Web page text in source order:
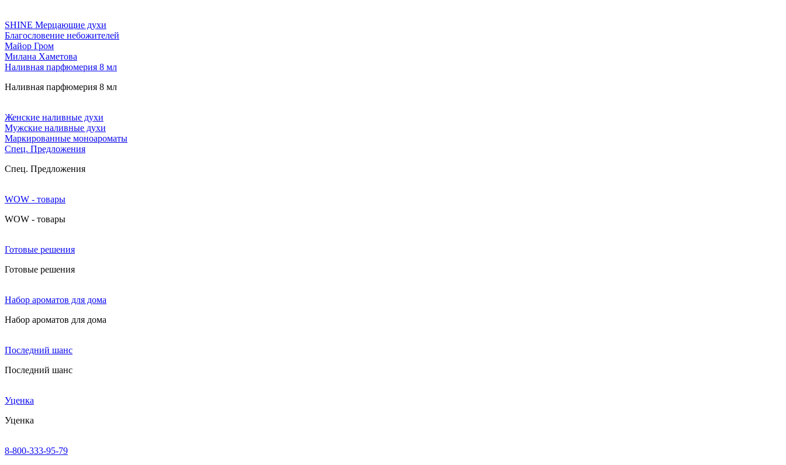
SHINE Мерцающие духи
Благословение небожителей
Майор Гром
Милана Хаметова
Наливная парфюмерия 8 мл
Наливная парфюмерия 8 мл
Женские наливные духи
Мужские наливные духи
Маркированные моноароматы
Cпец. Предложения
Cпец. Предложения
WOW - товары
WOW - товары
Готовые решения
Готовые решения
Набор ароматов для дома
Набор ароматов для дома
Последний шанс
Последний шанс
Уценка
Уценка
8-800-333-95-79